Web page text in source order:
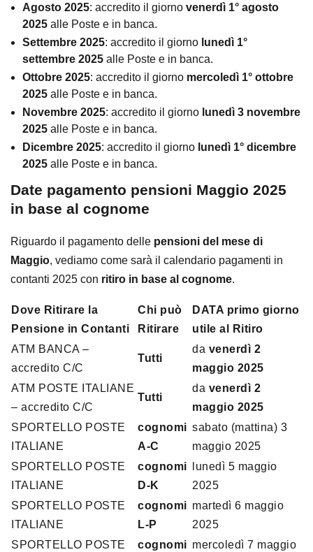
Agosto 2025: accredito il giorno venerdì 1° agosto
2025 alle Poste e in banca.
Settembre 2025: accredito il giorno lunedì 1°
settembre 2025 alle Poste e in banca.
Ottobre 2025: accredito il giorno mercoledì 1° ottobre
2025 alle Poste e in banca.
Novembre 2025: accredito il giorno lunedì 3 novembre
2025 alle Poste e in banca.
Dicembre 2025: accredito il giorno lunedì 1° dicembre
2025 alle Poste e in banca.
Date pagamento pensioni Maggio 2025
in base al cognome
Riguardo il pagamento delle pensioni del mese di
Maggio, vediamo come sarà il calendario pagamenti in
contanti 2025 con ritiro in base al cognome.
Dove Ritirare la
Pensione in Contanti
Chi può
Ritirare
DATA primo giorno
utile al Ritiro
ATM BANCA –
accredito C/C
Tutti
da venerdì 2
maggio 2025
ATM POSTE ITALIANE
– accredito C/C
Tutti
da venerdì 2
maggio 2025
SPORTELLO POSTE
ITALIANE
cognomi
A-C
sabato (mattina) 3
maggio 2025
SPORTELLO POSTE
ITALIANE
cognomi
D-K
lunedì 5 maggio
2025
SPORTELLO POSTE
ITALIANE
cognomi
L-P
martedì 6 maggio
2025
SPORTELLO POSTE
cognomi mercoledì 7 maggio